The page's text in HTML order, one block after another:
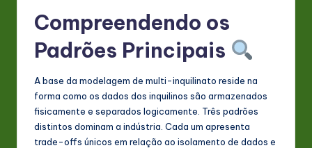
In
o
Compreendendo os
Padrões Principais
A base da modelagem de multi-inquilinato reside na
forma como os dados dos inquilinos são armazenados
fisicamente e separados logicamente. Três padrões
distintos dominam a indústria. Cada um apresenta
trade-offs únicos em relação ao isolamento de dados e